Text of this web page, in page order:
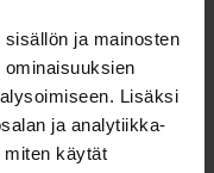
ja mainosten
Lisäksi
ja analytiikka-
miten käytät
komissio toteaa
koska monet
suoraan EU-